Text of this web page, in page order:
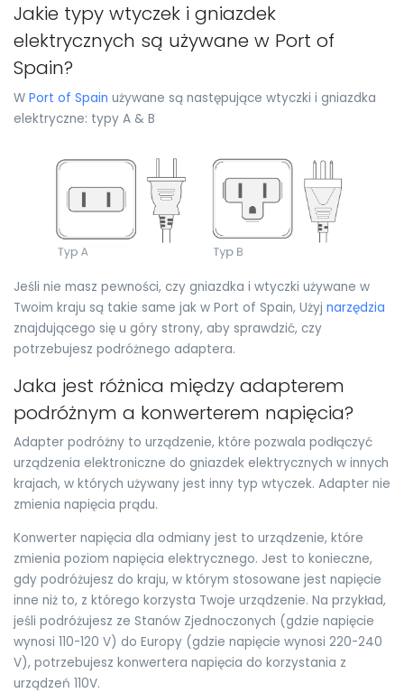
Jakie typy wtyczek i gniazdek
elektrycznych są używane w Port of
Spain?
W Port of Spain używane są następujące wtyczki i gniazdka
elektryczne: typy A & B
Jeśli nie masz pewności, czy gniazdka i wtyczki używane w
Twoim kraju są takie same jak w Port of Spain, Użyj narzędzia
znajdującego się u góry strony, aby sprawdzić, czy
potrzebujesz podróżnego adaptera.
Jaka jest różnica między adapterem
podróżnym a konwerterem napięcia?
Adapter podróżny to urządzenie, które pozwala podłączyć
urządzenia elektroniczne do gniazdek elektrycznych w innych
krajach, w których używany jest inny typ wtyczek. Adapter nie
zmienia napięcia prądu.
Konwerter napięcia dla odmiany jest to urządzenie, które
zmienia poziom napięcia elektrycznego. Jest to konieczne,
gdy podróżujesz do kraju, w którym stosowane jest napięcie
inne niż to, z którego korzysta Twoje urządzenie. Na przykład,
jeśli podróżujesz ze Stanów Zjednoczonych (gdzie napięcie
wynosi 110-120 V) do Europy (gdzie napięcie wynosi 220-240
V), potrzebujesz konwertera napięcia do korzystania z
urządzeń 110V.